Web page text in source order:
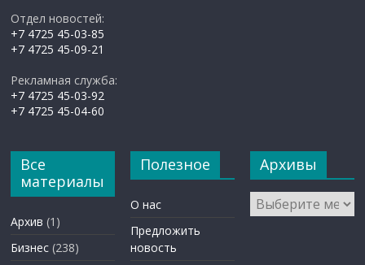
Отдел новостей:
+7 4725 45-03-85
+7 4725 45-09-21
Рекламная служба:
+7 4725 45-03-92
+7 4725 45-04-60
Все
материалы
Архив (1)
Бизнес (238)
Полезное
О нас
Предложить
новость
Архивы
Архивы